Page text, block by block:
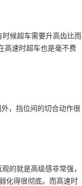
候超车需要升高齿比而
高速时超车也是毫不费
，挡位间的切合动作很
的就是高级感非常强，
化得很彻底。而高速时